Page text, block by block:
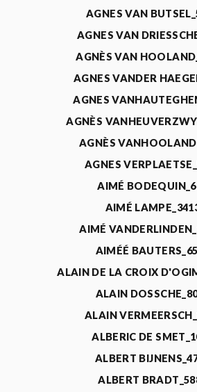
AGNES VAN
AGNES VAN
AGNÈS VAN
AGNES VANDER
AGNES
AGNÈS
AGNÈS
AGNES
AIMÉ
AIMÉ
AIMÉ
AIMÉÉ
ALAIN DE LA CROIX
ALAIN
ALAIN
ALBERIC DE
ALBERT
ALBERT